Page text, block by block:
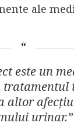
ale
este un
tratamentul
altor
urinar.”